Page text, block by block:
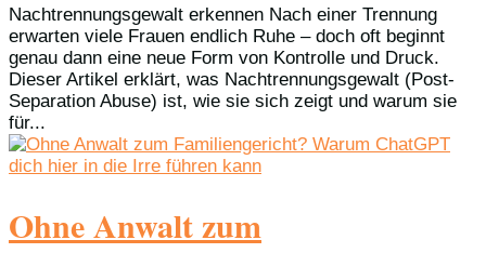
Nachtrennungsgewalt erkennen Nach einer Trennung
erwarten viele Frauen endlich Ruhe – doch oft beginnt
genau dann eine neue Form von Kontrolle und Druck.
Dieser Artikel erklärt, was Nachtrennungsgewalt (Post-
Separation Abuse) ist, wie sie sich zeigt und warum sie
für...
Ohne Anwalt zum